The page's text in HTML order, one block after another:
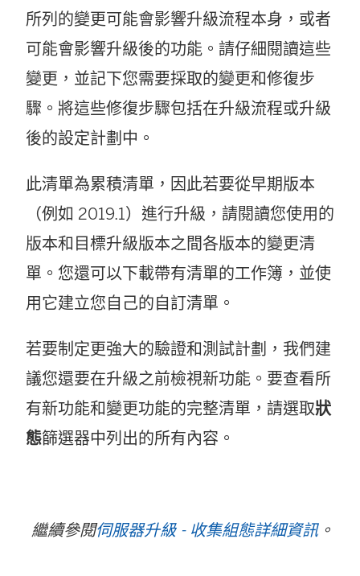
所列的變更可能會影響升級流程本身，或者
可能會影響升級後的功能。請仔細閱讀這些
變更，並記下您需要採取的變更和修復步
驟。將這些修復步驟包括在升級流程或升級
後的設定計劃中。
此清單為累積清單，因此若要從早期版本
（例如 2019.1）進行升級，請閱讀您使用的
版本和目標升級版本之間各版本的變更清
單。您還可以下載帶有清單的工作簿，並使
用它建立您自己的自訂清單。
若要制定更強大的驗證和測試計劃，我們建
議您還要在升級之前檢視新功能。要查看所
有新功能和變更功能的完整清單，請選取狀
態篩選器中列出的所有內容。
繼續參閱伺服器升級 - 收集組態詳細資訊。